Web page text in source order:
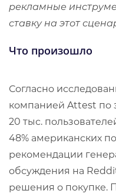
рекламные
ставку на этот
Что произошло
Согласно
компанией Attest по
20 тыс.
48% американских
рекомендации
обсуждения на
решения о покупке.